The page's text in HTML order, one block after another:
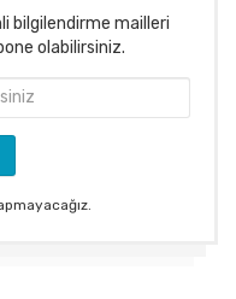
bilgilendirme mailleri
olabilirsiniz.